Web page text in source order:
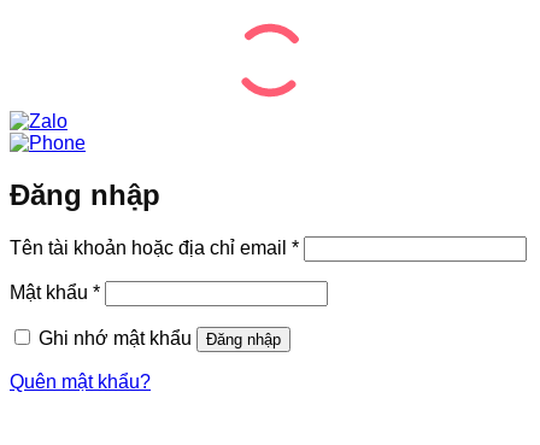
Đăng nhập
Tên tài khoản hoặc địa chỉ email *Bắt
buộc
Mật khẩu *Bắt
buộc
Ghi nhớ mật khẩu
Đăng nhập
Quên mật khẩu?